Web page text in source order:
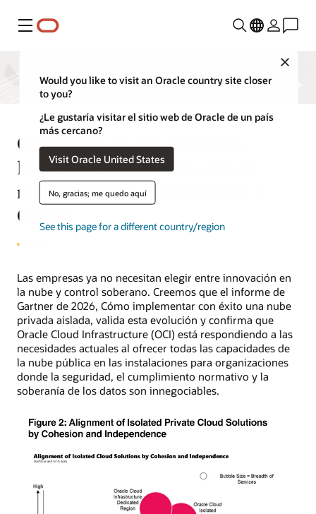
Menú
Would you like to visit an Oracle country site closer
to you?
¿Le gustaría visitar el sitio web de Oracle de un país
más cercano?
Visit Oracle United States
No, gracias; me quedo aquí
See this page for a different country/region
OCI ofrece lo que necesitan
los sectores regulados, con el
reconocimiento de Gartner® a
Oracle
Las empresas ya no necesitan elegir entre innovación en
la nube y control soberano. Creemos que el informe de
Gartner de 2026, Cómo implementar con éxito una nube
privada aislada, valida esta evolución y confirma que
Oracle Cloud Infrastructure (OCI) está respondiendo a las
necesidades actuales al ofrecer todas las capacidades de
la nube pública en las instalaciones para organizaciones
donde la seguridad, el cumplimiento normativo y la
soberanía de los datos son innegociables.